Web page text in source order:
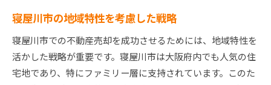
寝屋川市の地域特性を考慮した戦略
寝屋川市での不動産売却を成功させるためには、地域特性を
活かした戦略が重要です。寝屋川市は大阪府内でも人気の住
宅地であり、特にファミリー層に支持されています。このた